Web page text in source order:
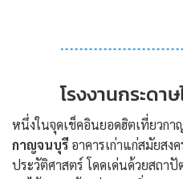
โรงงานกระด
หนึ่งในจุดเช็คอินยอดฮิตเที่ยวกา
กาญจนบุรี อาคารเก่าแก่สมัยสง
ประวัติศาสตร์ โดดเด่นด้วยสถา